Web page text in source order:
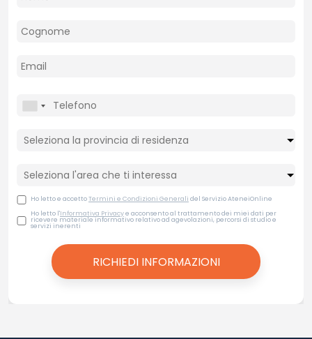
Ho letto e accettoTermini e Condizioni Generali del Servizio AteneiOnline
Ho letto l'Informativa Privacye acconsento al trattamento dei miei dati per
ricevere materiale informativo relativo ad agevolazioni, percorsi di studio e
servizi inerenti